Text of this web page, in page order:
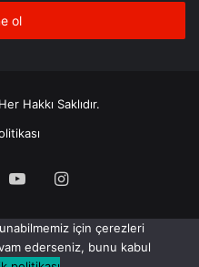
Hakkı Saklıdır.
YouTubeInstagram
için çerezleri
ederseniz, bunu kabul